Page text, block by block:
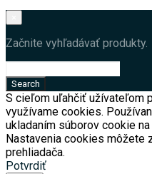
Začnite vyhľadávať produkty.
S cieľom uľahčiť užívateľom
využívame cookies.
ukladaním súborov cookie
Nastavenia cookies môžete
prehliadača.
Potvrdiť